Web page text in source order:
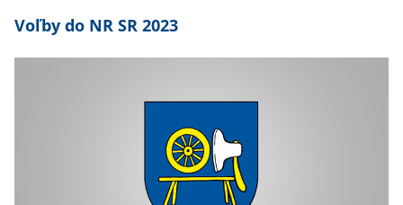
Voľby do NR SR 2023